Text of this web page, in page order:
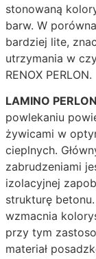
stonowaną
barw. W
bardziej lite,
utrzymania w
RENOX PERLON.
LAMINO PERLON
powlekaniu
żywicami w
cieplnych.
zabrudzeniami
izolacyjnej
strukturę
wzmacnia
przy tym
materiał